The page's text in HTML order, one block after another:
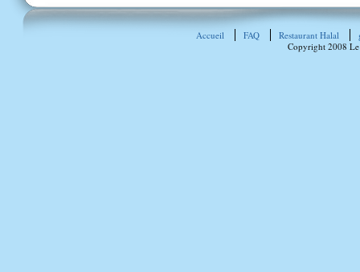
Accueil FAQ Restaurant Halal
Copyright 2008